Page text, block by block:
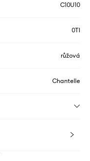
C10U10
0TI
růžová
Chantelle